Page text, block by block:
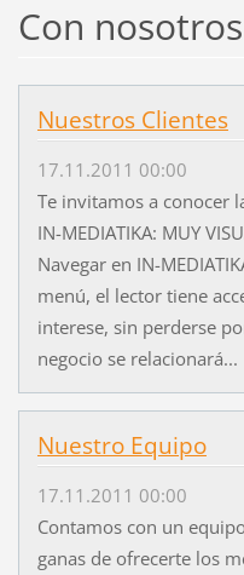
Con nosotros
Nuestros Clientes
17.11.2011 00:00
Te invitamos a conocer
IN-MEDIATIKA: MUY
Navegar en IN-
menú, el lector tiene
interese, sin perderse
negocio se relacionará...
Nuestro Equipo
17.11.2011 00:00
Contamos con un
ganas de ofrecerte los